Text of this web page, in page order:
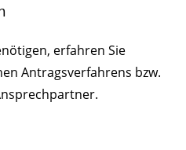
erfahren Sie
Antragsverfahrens bzw.